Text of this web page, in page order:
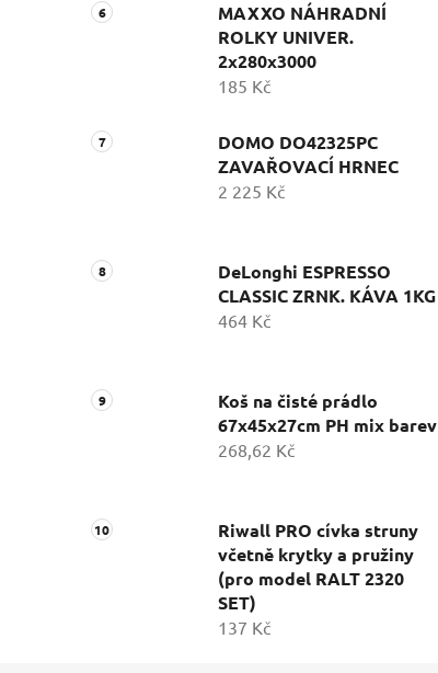
MAXXO NÁHRADNÍ
ROLKY UNIVER.
2x280x3000
185 Kč
DOMO DO42325PC
ZAVAŘOVACÍ HRNEC
2 225 Kč
DeLonghi ESPRESSO
CLASSIC ZRNK. KÁVA 1KG
464 Kč
Koš na čisté prádlo
67x45x27cm PH mix barev
268,62 Kč
Riwall PRO cívka struny
včetně krytky a pružiny
(pro model RALT 2320
SET)
137 Kč